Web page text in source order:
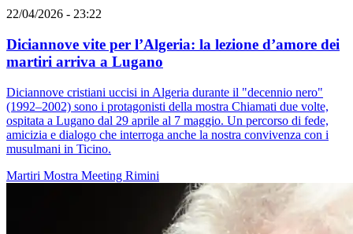
22/04/2026 - 23:22
Diciannove vite per l’Algeria: la lezione d’amore dei
martiri arriva a Lugano
Diciannove cristiani uccisi in Algeria durante il "decennio nero"
(1992–2002) sono i protagonisti della mostra Chiamati due volte,
ospitata a Lugano dal 29 aprile al 7 maggio. Un percorso di fede,
amicizia e dialogo che interroga anche la nostra convivenza con i
musulmani in Ticino.
Martiri Mostra Meeting Rimini